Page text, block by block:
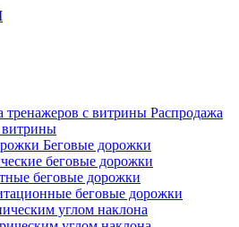
Распродажа
витрины
Беговые дорожки
беговые дорожки
беговые дорожки
беговые дорожки
углом наклона